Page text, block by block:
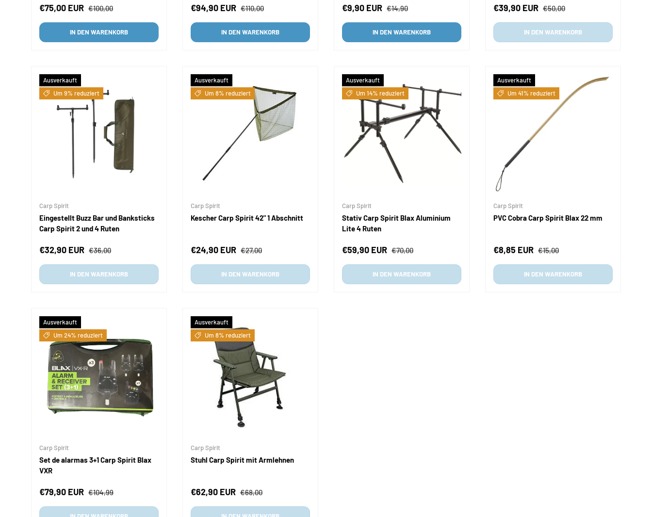
Verkaufspreis
€75,00 EUR Normaler Preis
€100,00
IN DEN WARENKORB
Verkaufspreis
€94,90 EUR Normaler Preis
€110,00
IN DEN WARENKORB
Verkaufspreis
€9,90 EUR Normaler Preis
€14,90
IN DEN WARENKORB
Verkaufspreis
€39,90 EUR Normaler Preis
€50,00
IN DEN WARENKORB
Ausverkauft
Um 9% reduziert
Carp Spirit
Eingestellt Buzz Bar und Banksticks
Carp Spirit 2 und 4 Ruten
Verkaufspreis
€32,90 EUR Normaler Preis
€36,00
IN DEN WARENKORB
Ausverkauft
Um 8% reduziert
Carp Spirit
Kescher Carp Spirit 42" 1 Abschnitt
Verkaufspreis
€24,90 EUR Normaler Preis
€27,00
IN DEN WARENKORB
Ausverkauft
Um 14% reduziert
Carp Spirit
Stativ Carp Spirit Blax Aluminium
Lite 4 Ruten
Verkaufspreis
€59,90 EUR Normaler Preis
€70,00
IN DEN WARENKORB
Ausverkauft
Um 41% reduziert
Carp Spirit
PVC Cobra Carp Spirit Blax 22 mm
Verkaufspreis
€8,85 EUR Normaler Preis
€15,00
IN DEN WARENKORB
Ausverkauft
Um 24% reduziert
Carp Spirit
Set de alarmas 3+1 Carp Spirit Blax
VXR
Verkaufspreis
€79,90 EUR Normaler Preis
€104,99
Ausverkauft
Um 8% reduziert
Carp Spirit
Stuhl Carp Spirit mit Armlehnen
Verkaufspreis
€62,90 EUR Normaler Preis
€68,00